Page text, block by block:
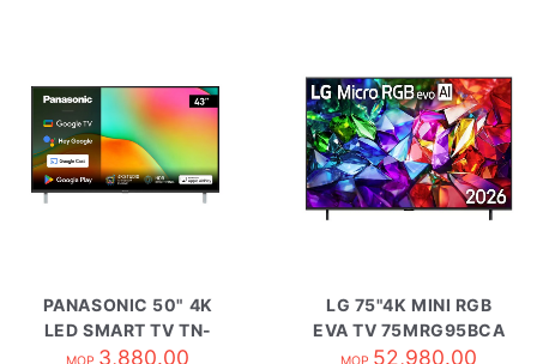
PANASONIC 50" 4K
LED SMART TV TN-
50W70BGH
MOP 3,880.00
LG 75"4K MINI RGB
EVA TV 75MRG95BCA
MOP 52,980.00